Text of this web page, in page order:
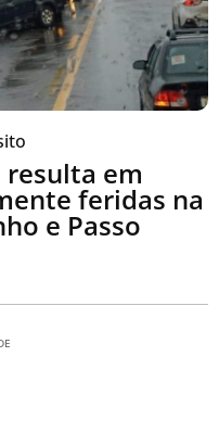
em
feridas na
e Passo